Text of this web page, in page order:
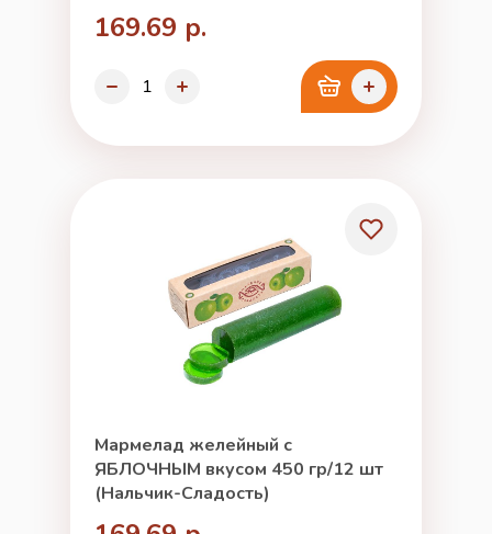
169.69 р.
Мармелад желейный с
ЯБЛОЧНЫМ вкусом 450 гр/12 шт
(Нальчик-Сладость)